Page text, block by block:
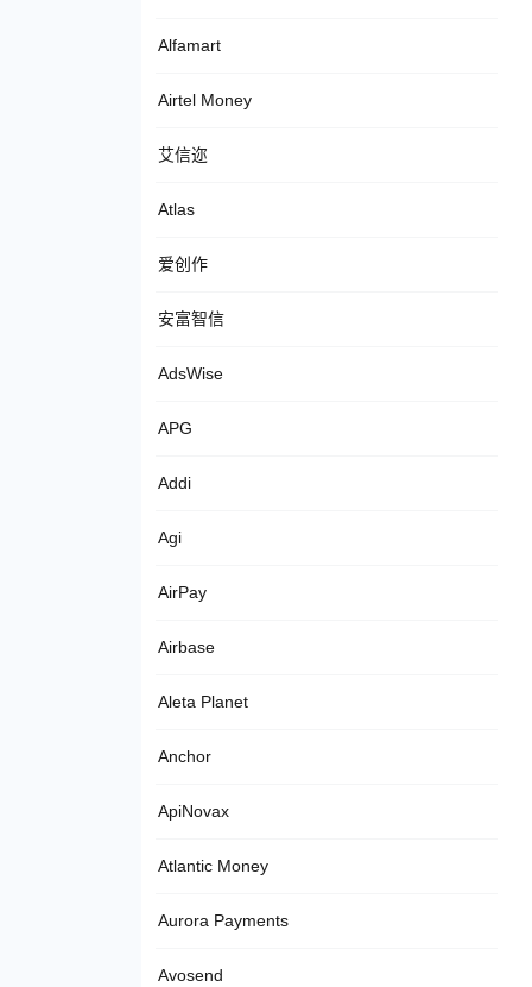
Alfamart
Airtel Money
艾信迩
Atlas
爱创作
安富智信
AdsWise
APG
Addi
Agi
AirPay
Airbase
Aleta Planet
Anchor
ApiNovax
Atlantic Money
Aurora Payments
Avosend